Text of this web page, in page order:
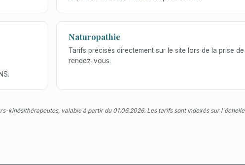
Naturopathie
Tarifs précisés directement sur le site lors de la prise de
rendez-vous.
kinésithérapeutes, valable à partir du 01.06.2026. Les tarifs sont indexés sur l'échelle